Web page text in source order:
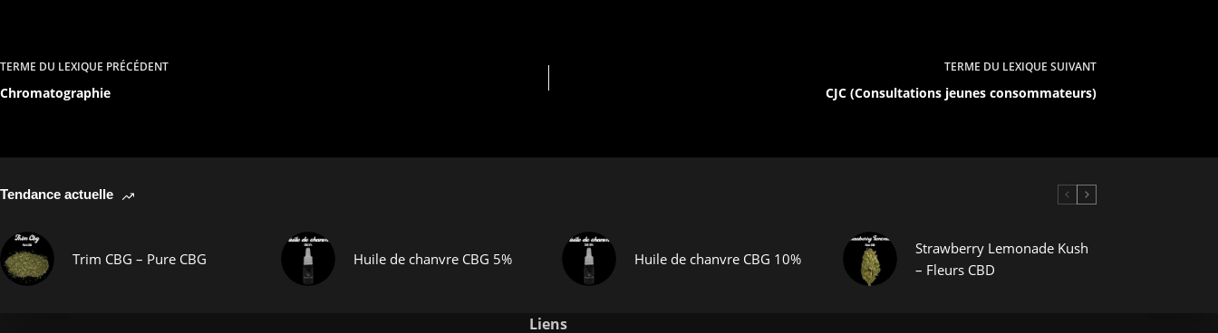
TERME DU LEXIQUE PRÉCÉDENT
Chromatographie
TERME DU LEXIQUE SUIVANT
CJC (Consultations jeunes consommateurs)
Tendance actuelle
Trim CBG – Pure CBG Huile de chanvre CBG 5% Huile de chanvre CBG 10%
Strawberry Lemonade Kush
– Fleurs CBD
Liens